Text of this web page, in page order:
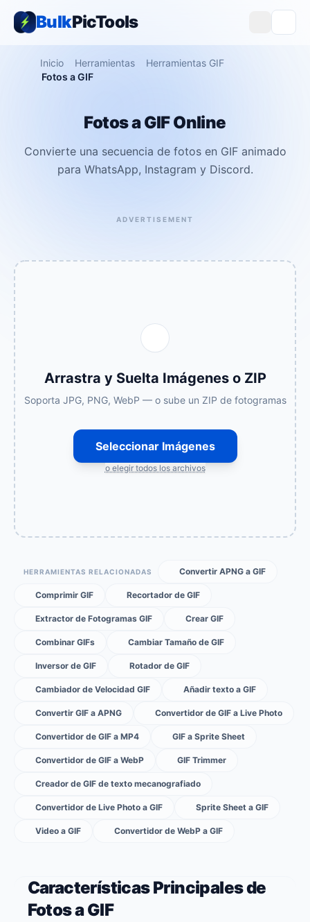
BulkPicTools
Inicio Herramientas
Herramientas GIF
Fotos a GIF
Fotos a GIF Online
Convierte una secuencia de fotos en GIF animado
para WhatsApp, Instagram y Discord.
ADVERTISEMENT
Arrastra y Suelta Imágenes o ZIP
Soporta JPG, PNG, WebP — o sube un ZIP de fotogramas
Seleccionar Imágenes
o elegir todos los archivos
HERRAMIENTAS RELACIONADAS Convertir APNG a GIF
Comprimir GIF Recortador de GIF
Extractor de Fotogramas GIF Crear GIF
Combinar GIFs Cambiar Tamaño de GIF
Inversor de GIF Rotador de GIF
Cambiador de Velocidad GIF Añadir texto a GIF
Convertir GIF a APNG Convertidor de GIF a Live Photo
Convertidor de GIF a MP4 GIF a Sprite Sheet
Convertidor de GIF a WebP GIF Trimmer
Creador de GIF de texto mecanografiado
Convertidor de Live Photo a GIF Sprite Sheet a GIF
Video a GIF Convertidor de WebP a GIF
Características Principales de
Fotos a GIF